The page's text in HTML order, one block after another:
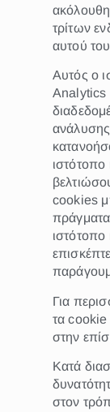
τρίτων
αυτού
Αυτός ο
Analytics
cookies
ιστότοπο
Για
τα cookie
στην
Κατά
στον